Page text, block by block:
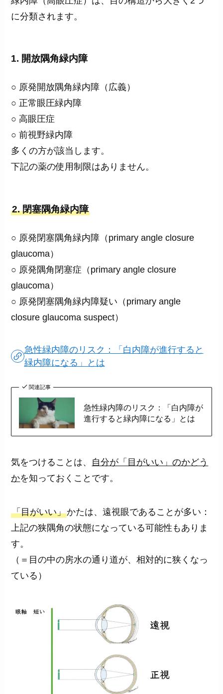
に分類されます。
1. 開放隅角緑内障
○ 原発開放隅角緑内障（広義）
○ 正常眼圧緑内障
○ 高眼圧症
○ 前視野緑内障
多くの方が該当します。
下記の薬の使用制限はありません。
2. 閉塞隅角緑内障
○ 原発閉塞隅角緑内障（primary angle closure
glaucoma）
○ 原発隅角閉塞症（primary angle closure
glaucoma）
○ 原発閉塞隅角緑内障疑い（primary angle
closure glaucoma suspect）
急性緑内障のリスク：「白内障が進行すると
緑内障になる」とは
関連記事
急性緑内障のリスク：「白内障が
進行すると緑内障になる」とは
気をつけることは、 自分が「目がいい」のかどう
かを知っておくことです。
「目がいい」かたは、遠視眼であることが多い：
上記の狭隅角の状態になっている可能性もありま
す。
（＝目の中の房水の通り道が、相対的に狭くなっ
ている）